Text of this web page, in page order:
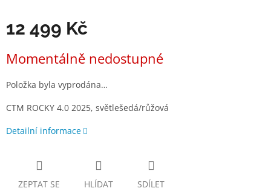
12 499 Kč
cena:
Momentálně nedostupné
Položka byla vyprodána…
CTM ROCKY 4.0 2025, světlešedá/růžová
Detailní informace
ZEPTAT SE HLÍDAT SDÍLET